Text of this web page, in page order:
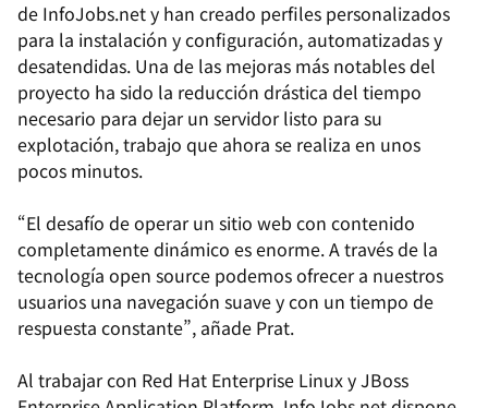
de InfoJobs.net y han creado perfiles personalizados
para la instalación y configuración, automatizadas y
desatendidas. Una de las mejoras más notables del
proyecto ha sido la reducción drástica del tiempo
necesario para dejar un servidor listo para su
explotación, trabajo que ahora se realiza en unos
pocos minutos.
“El desafío de operar un sitio web con contenido
completamente dinámico es enorme. A través de la
tecnología open source podemos ofrecer a nuestros
usuarios una navegación suave y con un tiempo de
respuesta constante”, añade Prat.
Al trabajar con Red Hat Enterprise Linux y JBoss